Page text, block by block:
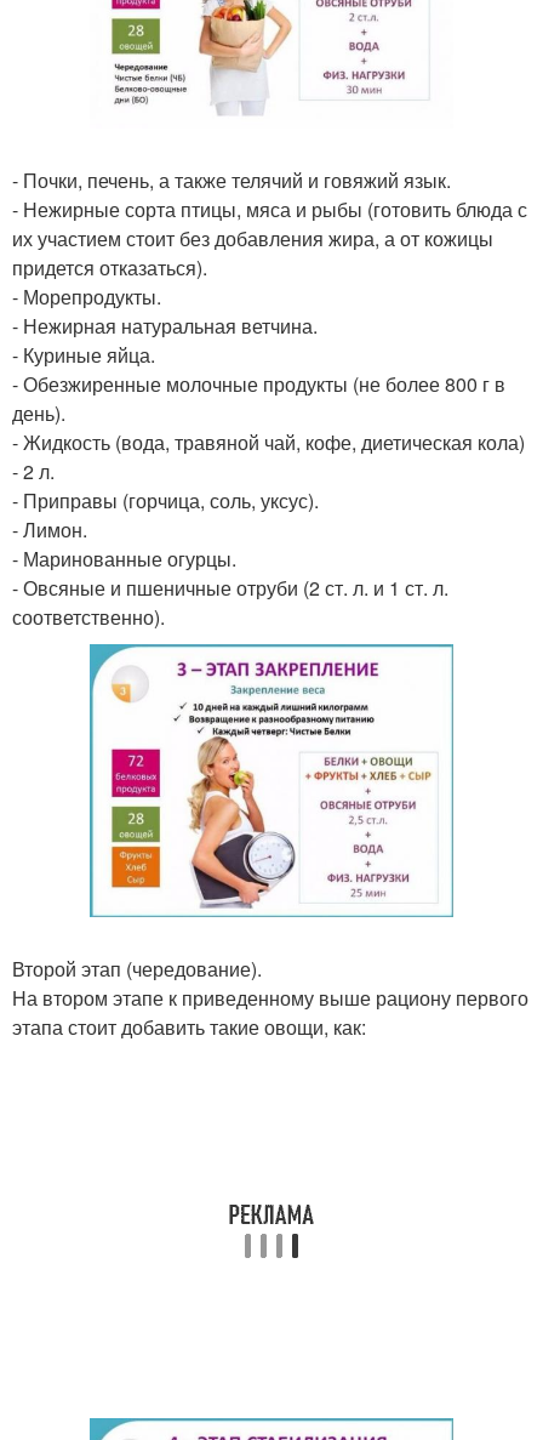
- Почки, печень, а также телячий и говяжий язык.
- Нежирные сорта птицы, мяса и рыбы (готовить блюда с
их участием стоит без добавления жира, а от кожицы
придется отказаться).
- Морепродукты.
- Нежирная натуральная ветчина.
- Куриные яйца.
- Обезжиренные молочные продукты (не более 800 г в
день).
- Жидкость (вода, травяной чай, кофе, диетическая кола)
- 2 л.
- Приправы (горчица, соль, уксус).
- Лимон.
- Маринованные огурцы.
- Овсяные и пшеничные отруби (2 ст. л. и 1 ст. л.
соответственно).
Второй этап (чередование).
На втором этапе к приведенному выше рациону первого
этапа стоит добавить такие овощи, как: